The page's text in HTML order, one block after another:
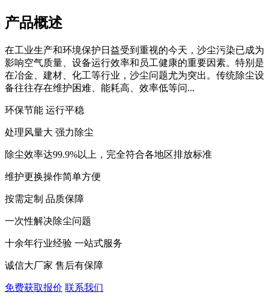
产品概述
在工业生产和环境保护日益受到重视的今天，沙尘污染已成为
影响空气质量、设备运行效率和员工健康的重要因素。特别是
在冶金、建材、化工等行业，沙尘问题尤为突出。传统除尘设
备往往存在维护困难、能耗高、效率低等问...
环保节能 运行平稳
处理风量大 强力除尘
除尘效率达99.9%以上，完全符合各地区排放标准
维护更换操作简单方便
按需定制 品质保障
一次性解决除尘问题
十余年行业经验 一站式服务
诚信大厂家 售后有保障
免费获取报价 联系我们